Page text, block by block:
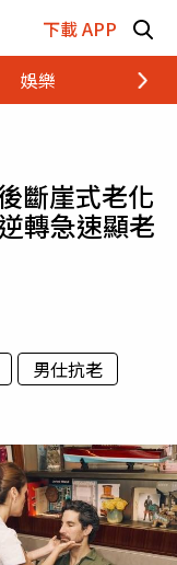
下載 APP
娛樂 財經
斷崖式老化
轉急速顯老
男仕抗老